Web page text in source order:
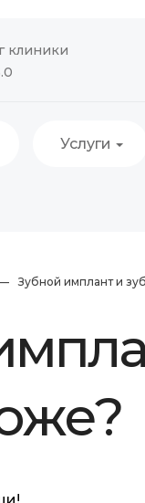
Услуги
Зубной имплант и